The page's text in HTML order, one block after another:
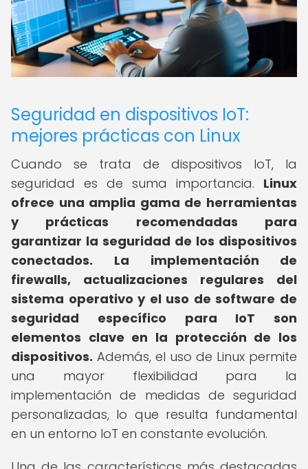
Seguridad en dispositivos IoT:
mejores prácticas con Linux
Cuando se trata de dispositivos IoT, la
seguridad es de suma importancia. Linux
ofrece una amplia gama de herramientas
y prácticas recomendadas para
garantizar la seguridad de los dispositivos
conectados.
La implementación de
firewalls, actualizaciones regulares del
sistema operativo y el uso de software de
seguridad específico para IoT son
elementos clave en la protección de los
dispositivos. Además, el uso de Linux permite
una mayor flexibilidad para la
implementación de medidas de seguridad
personalizadas, lo que resulta fundamental
en un entorno IoT en constante evolución.